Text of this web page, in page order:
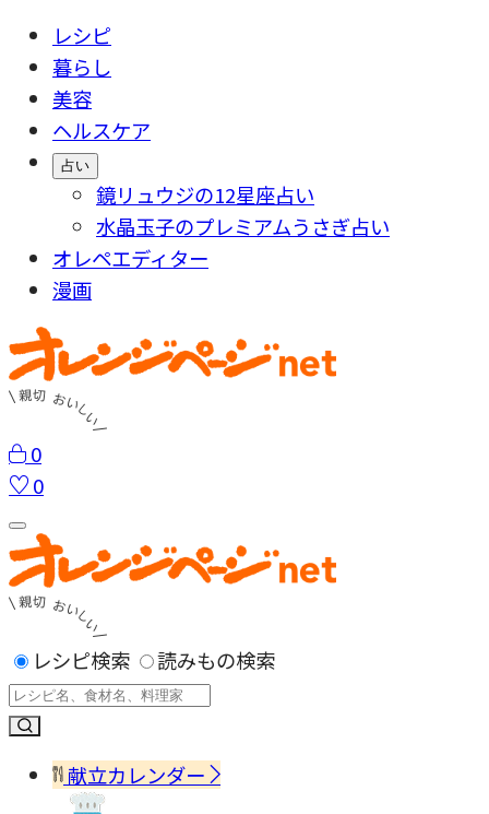
レシピ
暮らし
美容
ヘルスケア
占い
鏡リュウジの12星座占い
水晶玉子のプレミアムうさぎ占い
オレペエディター
漫画
0
0
レシピ検索 読みもの検索
献立カレンダー